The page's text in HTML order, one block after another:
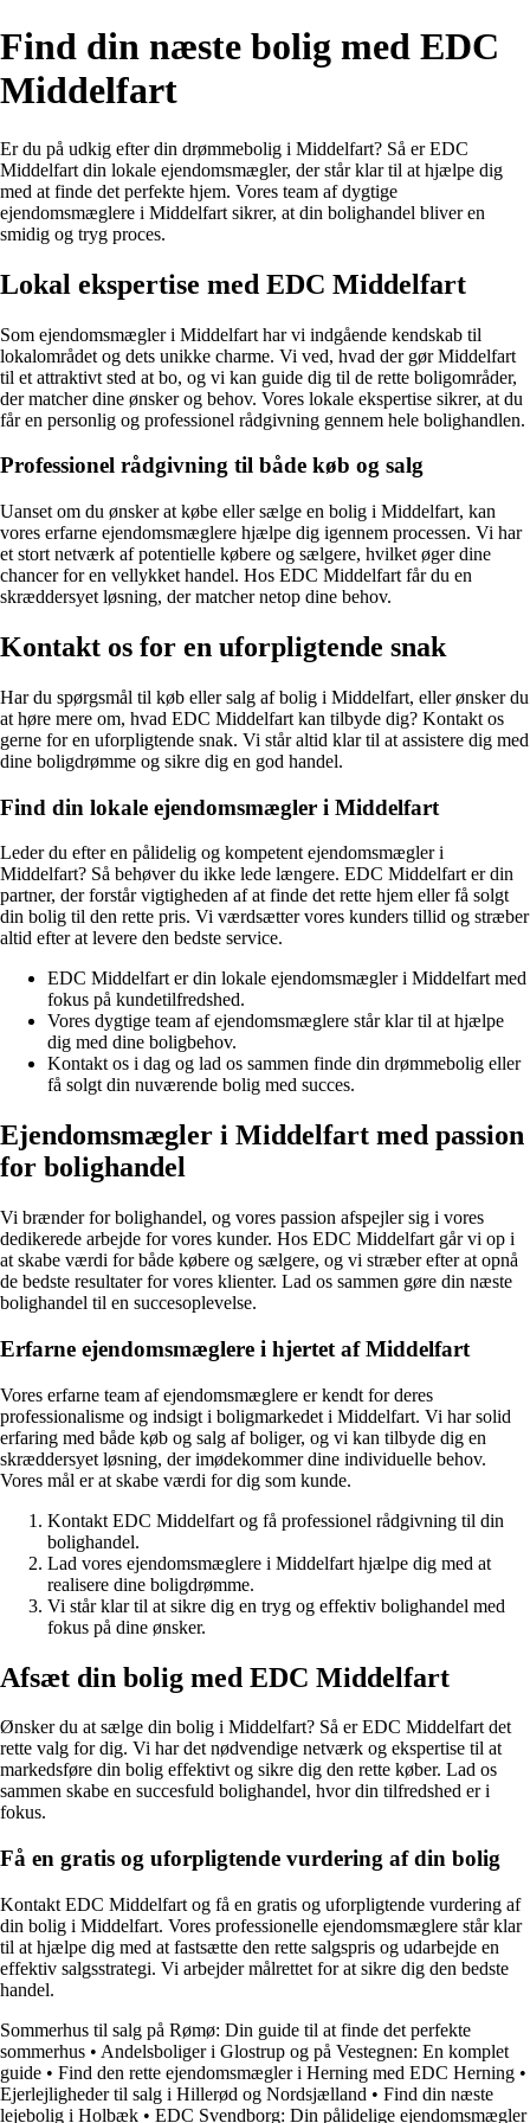
Find din næste bolig med EDC
Middelfart
Er du på udkig efter din drømmebolig i Middelfart? Så er EDC
Middelfart din lokale ejendomsmægler, der står klar til at hjælpe dig
med at finde det perfekte hjem. Vores team af dygtige
ejendomsmæglere i Middelfart sikrer, at din bolighandel bliver en
smidig og tryg proces.
Lokal ekspertise med EDC Middelfart
Som ejendomsmægler i Middelfart har vi indgående kendskab til
lokalområdet og dets unikke charme. Vi ved, hvad der gør Middelfart
til et attraktivt sted at bo, og vi kan guide dig til de rette boligområder,
der matcher dine ønsker og behov. Vores lokale ekspertise sikrer, at du
får en personlig og professionel rådgivning gennem hele bolighandlen.
Professionel rådgivning til både køb og salg
Uanset om du ønsker at købe eller sælge en bolig i Middelfart, kan
vores erfarne ejendomsmæglere hjælpe dig igennem processen. Vi har
et stort netværk af potentielle købere og sælgere, hvilket øger dine
chancer for en vellykket handel. Hos EDC Middelfart får du en
skræddersyet løsning, der matcher netop dine behov.
Kontakt os for en uforpligtende snak
Har du spørgsmål til køb eller salg af bolig i Middelfart, eller ønsker du
at høre mere om, hvad EDC Middelfart kan tilbyde dig? Kontakt os
gerne for en uforpligtende snak. Vi står altid klar til at assistere dig med
dine boligdrømme og sikre dig en god handel.
Find din lokale ejendomsmægler i Middelfart
Leder du efter en pålidelig og kompetent ejendomsmægler i
Middelfart? Så behøver du ikke lede længere. EDC Middelfart er din
partner, der forstår vigtigheden af at finde det rette hjem eller få solgt
din bolig til den rette pris. Vi værdsætter vores kunders tillid og stræber
altid efter at levere den bedste service.
EDC Middelfart er din lokale ejendomsmægler i Middelfart med
fokus på kundetilfredshed.
Vores dygtige team af ejendomsmæglere står klar til at hjælpe
dig med dine boligbehov.
Kontakt os i dag og lad os sammen finde din drømmebolig eller
få solgt din nuværende bolig med succes.
Ejendomsmægler i Middelfart med passion
for bolighandel
Vi brænder for bolighandel, og vores passion afspejler sig i vores
dedikerede arbejde for vores kunder. Hos EDC Middelfart går vi op i
at skabe værdi for både købere og sælgere, og vi stræber efter at opnå
de bedste resultater for vores klienter. Lad os sammen gøre din næste
bolighandel til en succesoplevelse.
Erfarne ejendomsmæglere i hjertet af Middelfart
Vores erfarne team af ejendomsmæglere er kendt for deres
professionalisme og indsigt i boligmarkedet i Middelfart. Vi har solid
erfaring med både køb og salg af boliger, og vi kan tilbyde dig en
skræddersyet løsning, der imødekommer dine individuelle behov.
Vores mål er at skabe værdi for dig som kunde.
Kontakt EDC Middelfart og få professionel rådgivning til din
bolighandel.
Lad vores ejendomsmæglere i Middelfart hjælpe dig med at
realisere dine boligdrømme.
Vi står klar til at sikre dig en tryg og effektiv bolighandel med
fokus på dine ønsker.
Afsæt din bolig med EDC Middelfart
Ønsker du at sælge din bolig i Middelfart? Så er EDC Middelfart det
rette valg for dig. Vi har det nødvendige netværk og ekspertise til at
markedsføre din bolig effektivt og sikre dig den rette køber. Lad os
sammen skabe en succesfuld bolighandel, hvor din tilfredshed er i
fokus.
Få en gratis og uforpligtende vurdering af din bolig
Kontakt EDC Middelfart og få en gratis og uforpligtende vurdering af
din bolig i Middelfart. Vores professionelle ejendomsmæglere står klar
til at hjælpe dig med at fastsætte den rette salgspris og udarbejde en
effektiv salgsstrategi. Vi arbejder målrettet for at sikre dig den bedste
handel.
Sommerhus til salg på Rømø: Din guide til at finde det perfekte
sommerhus • Andelsboliger i Glostrup og på Vestegnen: En komplet
guide • Find den rette ejendomsmægler i Herning med EDC Herning •
Ejerlejligheder til salg i Hillerød og Nordsjælland • Find din næste
lejebolig i Holbæk • EDC Svendborg: Din pålidelige ejendomsmægler